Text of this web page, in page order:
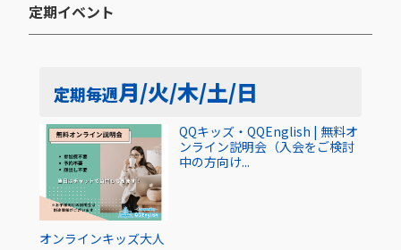
定期イベント​
定期毎週月/火/木/土/日
オンラインキッズ大人
QQキッズ・QQEnglish | 無料オ
ンライン説明会（入会をご検討
中の方向け...